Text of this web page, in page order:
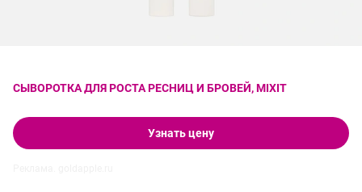
СЫВОРОТКА ДЛЯ РОСТА РЕСНИЦ И БРОВЕЙ, MIXIT
Узнать цену